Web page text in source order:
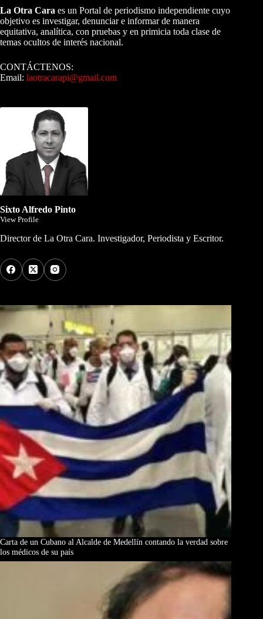
La Otra Cara es un Portal de periodismo independiente cuyo
objetivo es investigar, denunciar e informar de manera
equitativa, analítica, con pruebas y en primicia toda clase de
temas ocultos de interés nacional.
CONTÁCTENOS:
Email: laotracarapi@gmail.com
Sixto Alfredo Pinto
View Profile
Director de La Otra Cara. Investigador, Periodista y Escritor.
Carta de un Cubano al Alcalde de Medellín contando la verdad sobre
los médicos de su país